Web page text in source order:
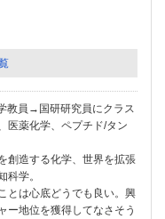
教員→国研研究員にクラス
医薬化学、ペプチド/タン
創造する化学、世界を拡張
科学。
とは心底どうでも良い。興
ー地位を獲得してなさそう